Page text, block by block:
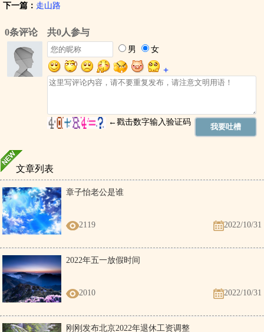
下一篇： 走山路
文章列表
章子怡老公是谁
2119 2022/10/31
2022年五一放假时间
2010 2022/10/31
刚刚发布北京2022年退休工资调整